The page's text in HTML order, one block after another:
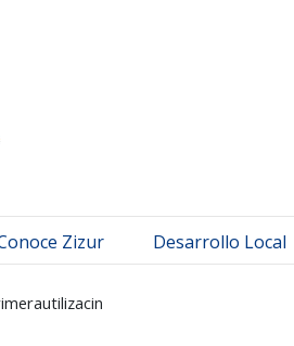
Zizur Desarrollo Local